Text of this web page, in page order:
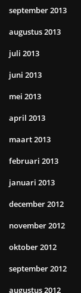
september 2013
augustus 2013
juli 2013
juni 2013
mei 2013
april 2013
maart 2013
februari 2013
januari 2013
december 2012
november 2012
oktober 2012
september 2012
augustus 2012